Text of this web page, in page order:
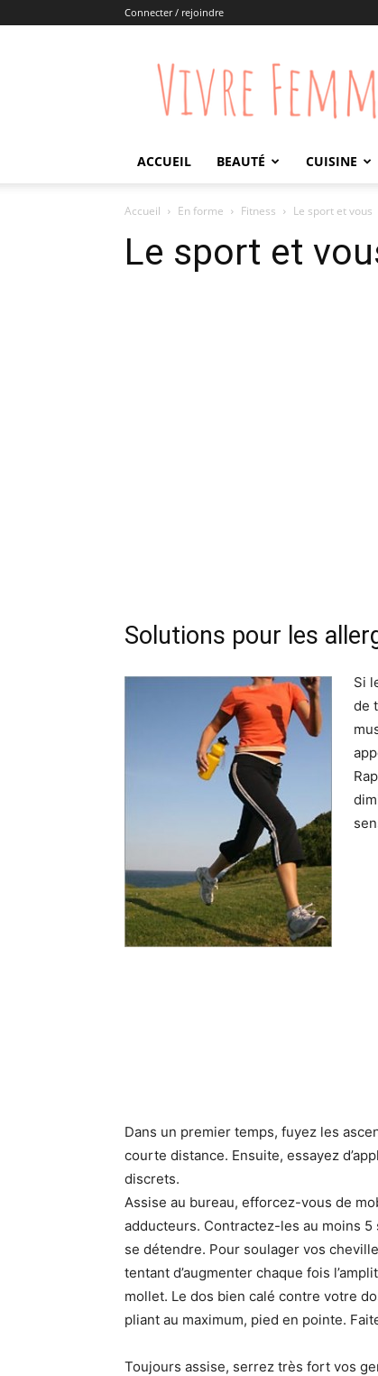
Connecter / rejoindre
Vivre
Femme
ACCUEIL BEAUTÉ CUISINE
Accueil En forme Fitness Le sport et vous
Le sport et
Solutions pour les
Si
de
Dans un premier temps, fuyez les
courte distance. Ensuite, essayez
discrets.
Assise au bureau, efforcez-vous de
adducteurs. Contractez-les au moins
se détendre. Pour soulager vos
tentant d’augmenter chaque fois
mollet. Le dos bien calé contre votre
pliant au maximum, pied en pointe.
Toujours assise, serrez très fort vos